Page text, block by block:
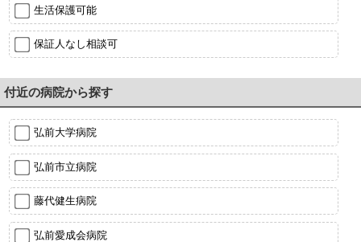
生活保護可能
保証人なし相談可
付近の病院から探す
弘前大学病院
弘前市立病院
藤代健生病院
弘前愛成会病院